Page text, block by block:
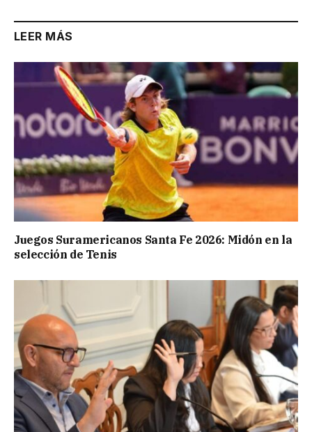
LEER MÁS
Juegos Suramericanos Santa Fe 2026: Midón en la
selección de Tenis